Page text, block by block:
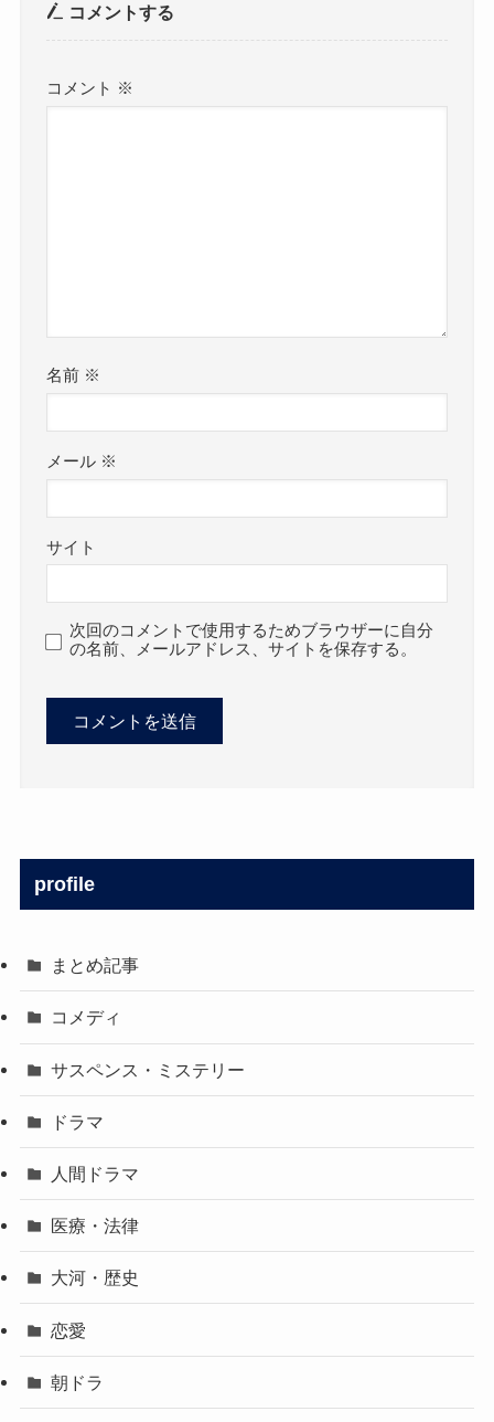
コメントする
コメント ※
名前 ※
メール ※
サイト
次回のコメントで使用するためブラウザーに自分
の名前、メールアドレス、サイトを保存する。
profile
まとめ記事
コメディ
サスペンス・ミステリー
ドラマ
人間ドラマ
医療・法律
大河・歴史
恋愛
朝ドラ